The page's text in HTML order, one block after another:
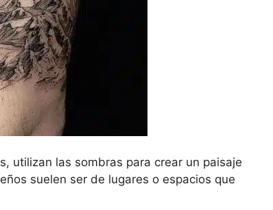
utilizan las sombras para crear un paisaje
suelen ser de lugares o espacios que